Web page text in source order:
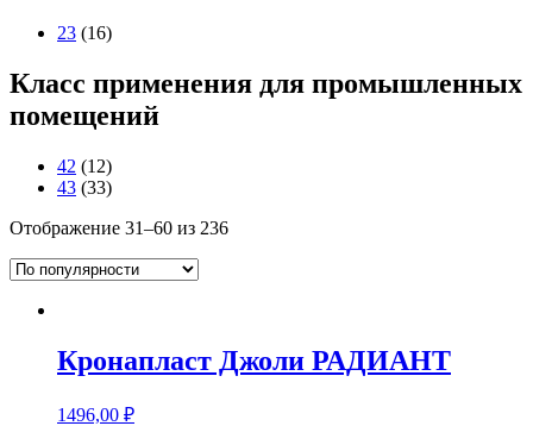
23 (16)
Класс применения для промышленных
помещений
42 (12)
43 (33)
Отображение 31–60 из 236
Кронапласт Джоли РАДИАНТ
1496,00 ₽